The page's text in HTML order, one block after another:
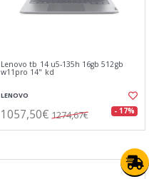
Lenovo tb 14 u5-135h 16gb 512gb
w11pro 14" kd
LENOVO
1057,50€ 1274,67€ - 17%